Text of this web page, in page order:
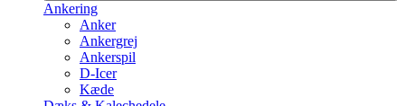
Ankering
Anker
Ankergrej
Ankerspil
D-Icer
Kæde